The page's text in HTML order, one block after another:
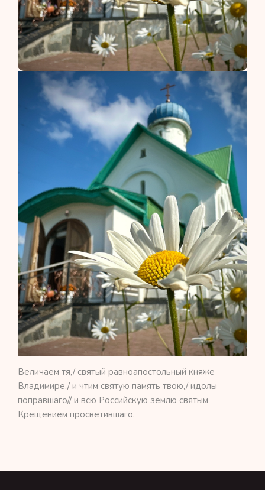
Величаем тя,/ святый равноапостольный княже
Владимире,/ и чтим святую память твою,/ идолы
поправшаго// и всю Российскую землю святым
Крещением просветившаго.